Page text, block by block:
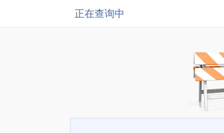
正在查询中